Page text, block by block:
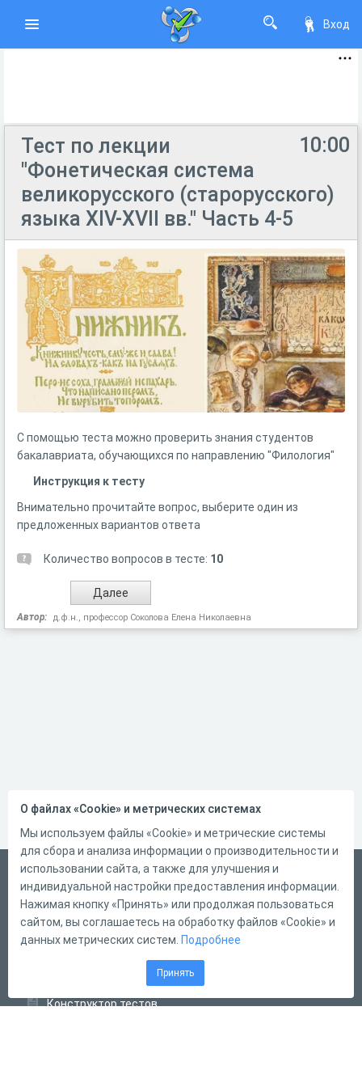
Вход
10:00
Тест по лекции
"Фонетическая система
великорусского (старорусского)
языка XIV-XVII вв." Часть 4-5
С помощью теста можно проверить знания студентов
бакалавриата, обучающихся по направлению "Филология"
Инструкция к тесту
Внимательно прочитайте вопрос, выберите один из
предложенных вариантов ответа
Количество вопросов в тесте: 10
Автор: д.ф.н., профессор Соколова Елена Николаевна
Русский
Справка
Форма обратной связи
Конструктор тестов
О файлах «Cookie» и метрических системах
Мы используем файлы «Cookie» и метрические системы
для сбора и анализа информации о производительности и
использовании сайта, а также для улучшения и
индивидуальной настройки предоставления информации.
Нажимая кнопку «Принять» или продолжая пользоваться
сайтом, вы соглашаетесь на обработку файлов «Cookie» и
данных метрических систем. Подробнее
Принять